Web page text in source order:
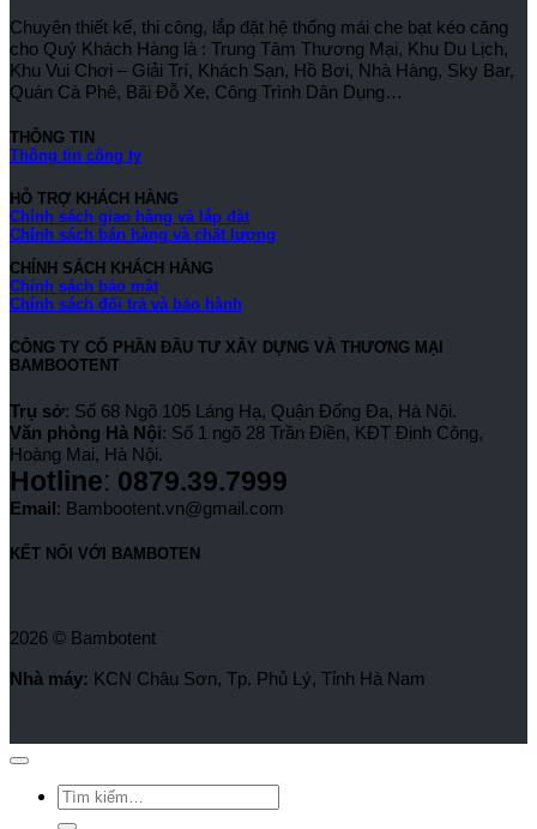
Chuyên thiết kế, thi công, lắp đặt hệ thống mái che bạt kéo căng
cho Quý Khách Hàng là : Trung Tâm Thương Mại, Khu Du Lịch,
Khu Vui Chơi – Giải Trí, Khách Sạn, Hồ Bơi, Nhà Hàng, Sky Bar,
Quán Cà Phê, Bãi Đỗ Xe, Công Trình Dân Dụng…
THÔNG TIN
Thông tin công ty
HỖ TRỢ KHÁCH HÀNG
Chính sách giao hàng và lắp đặt
Chính sách bán hàng và chất lượng
CHÍNH SÁCH KHÁCH HÀNG
Chính sách bảo mật
Chính sách đổi trả và bảo hành
CÔNG TY CỔ PHẦN ĐẦU TƯ XÂY DỰNG VÀ THƯƠNG MẠI
BAMBOOTENT
Trụ sở: Số 68 Ngõ 105 Láng Hạ, Quận Đống Đa, Hà Nội.
Văn phòng Hà Nội: Số 1 ngõ 28 Trần Điền, KĐT Định Công,
Hoàng Mai, Hà Nội.
Hotline: 0879.39.7999
Email: Bambootent.vn@gmail.com
KẾT NỐI VỚI BAMBOTEN
2026 © Bambotent
Nhà máy: KCN Châu Sơn, Tp. Phủ Lý, Tỉnh Hà Nam
Tìm
kiếm: